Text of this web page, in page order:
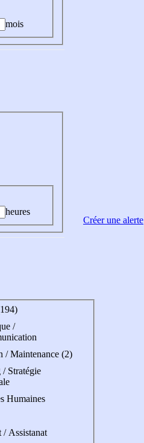
mois
heures
/
/ Maintenance (2)
Stratégie
Humaines
/ Assistanat
Créer une alerte